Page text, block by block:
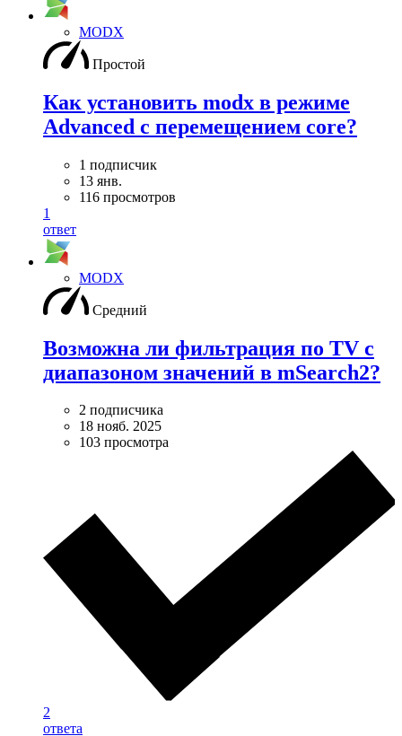
MODX
Простой
Как установить modx в режиме
Advanced с перемещением core?
1 подписчик
13 янв.
116 просмотров
1
ответ
MODX
Средний
Возможна ли фильтрация по TV с
диапазоном значений в mSearch2?
2 подписчика
18 нояб. 2025
103 просмотра
2
ответа